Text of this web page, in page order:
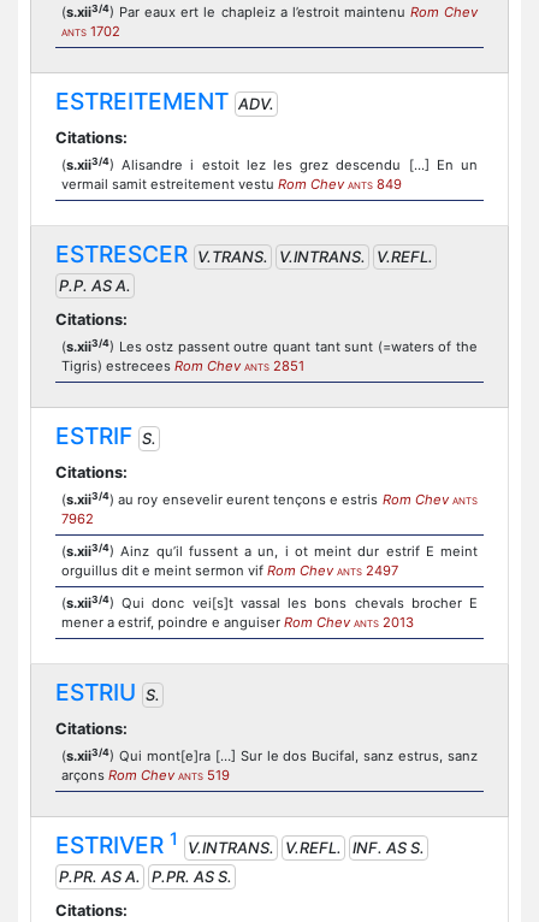
(s.xii3/4) Par eaux ert le chapleiz a l’estroit maintenu Rom Chev
ANTS 1702
ESTREITEMENT ADV.
Citations:
(s.xii3/4) Alisandre i estoit lez les grez descendu [...] En un
vermail samit estreitement vestu Rom Chev ANTS 849
ESTRESCER V.TRANS. V.INTRANS.
V.REFL.
P.P. AS A.
Citations:
(s.xii3/4) Les ostz passent outre quant tant sunt (=waters of the
Tigris) estrecees Rom Chev ANTS 2851
ESTRIF S.
Citations:
(s.xii3/4) au roy ensevelir eurent tençons e estris Rom Chev ANTS
7962
(s.xii3/4) Ainz qu’il fussent a un, i ot meint dur estrif E meint
orguillus dit e meint sermon vif Rom Chev ANTS 2497
(s.xii3/4) Qui donc vei[s]t vassal les bons chevals brocher E
mener a estrif, poindre e anguiser Rom Chev ANTS 2013
ESTRIU S.
Citations:
(s.xii3/4) Qui mont[e]ra […] Sur le dos Bucifal, sanz estrus, sanz
arçons Rom Chev ANTS 519
ESTRIVER 1 V.INTRANS. V.REFL.
INF. AS S.
P.PR. AS A.
P.PR. AS S.
Citations: